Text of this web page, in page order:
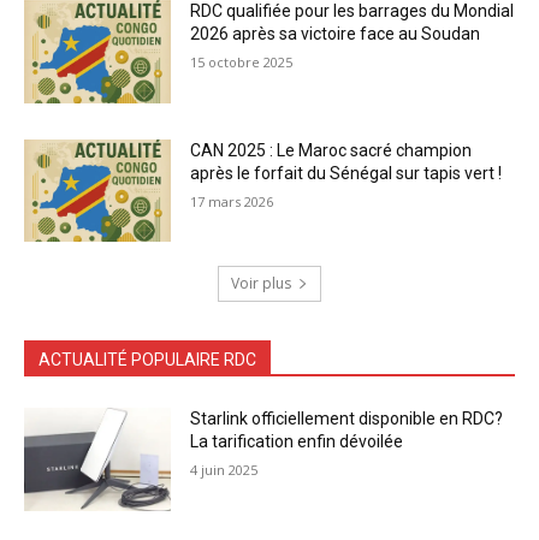
RDC qualifiée pour les barrages du Mondial
2026 après sa victoire face au Soudan
15 octobre 2025
CAN 2025 : Le Maroc sacré champion
après le forfait du Sénégal sur tapis vert !
17 mars 2026
Voir plus
ACTUALITÉ POPULAIRE RDC
Starlink officiellement disponible en RDC?
La tarification enfin dévoilée
4 juin 2025